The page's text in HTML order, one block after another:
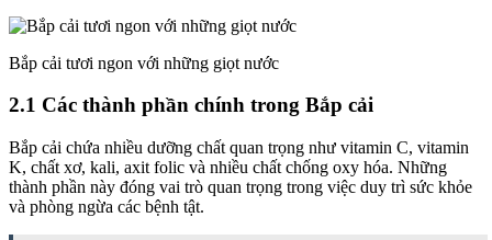
Bắp cải tươi ngon với những giọt nước
2.1 Các thành phần chính trong Bắp cải
Bắp cải chứa nhiều dưỡng chất quan trọng như vitamin C, vitamin
K, chất xơ, kali, axit folic và nhiều chất chống oxy hóa. Những
thành phần này đóng vai trò quan trọng trong việc duy trì sức khỏe
và phòng ngừa các bệnh tật.